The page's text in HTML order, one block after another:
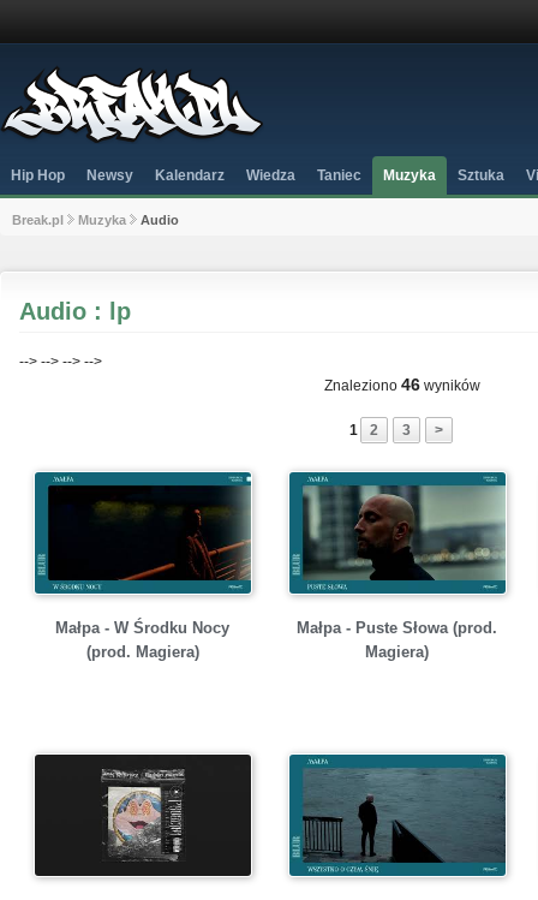
Hip Hop Newsy Kalendarz Wiedza Taniec Muzyka Sztuka
Break.pl Muzyka Audio
Audio : lp
--> --> --> -->
Znaleziono 46 wyników
1 2 3 >
Małpa - W Środku Nocy
(prod. Magiera)
Małpa - Puste Słowa (prod.
Magiera)